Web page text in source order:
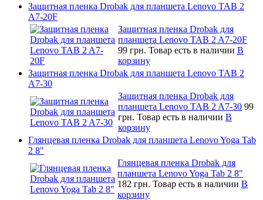
Защитная пленка Drobak для планшета Lenovo TAB 2
A7-20F
Защитная пленка Drobak для
планшета Lenovo TAB 2 A7-20F
99 грн. Товар есть в наличии В
корзину
Защитная пленка Drobak для планшета Lenovo TAB 2
A7-30
Защитная пленка Drobak для
планшета Lenovo TAB 2 A7-30 99
грн. Товар есть в наличии В
корзину
Глянцевая пленка Drobak для планшета Lenovo Yoga Tab
2 8"
Глянцевая пленка Drobak для
планшета Lenovo Yoga Tab 2 8"
182 грн. Товар есть в наличии В
корзину